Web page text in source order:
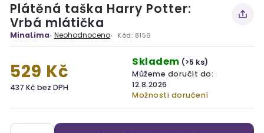
Plátěná taška Harry Potter:
Vrbá mlátička
MinaLima Neohodnoceno Kód: 8156
529 Kč
437 Kč bez DPH
Skladem (>5 ks)
Můžeme doručit do:
12.8.2026
Možnosti doručení